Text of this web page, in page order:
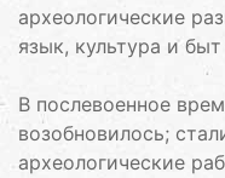
археологические
язык, культура и
В послевоенное
возобновилось;
археологические